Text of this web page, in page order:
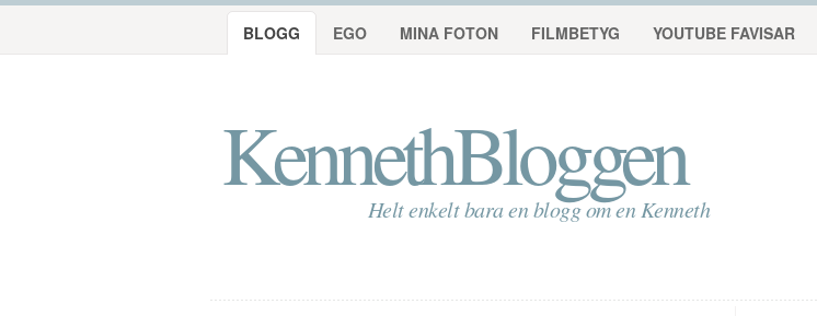
KennethBloggen
Helt enkelt bara en blogg om en Kenneth
BLOGG EGO MINA FOTON FILMBETYG YOUTUBE FAVISAR